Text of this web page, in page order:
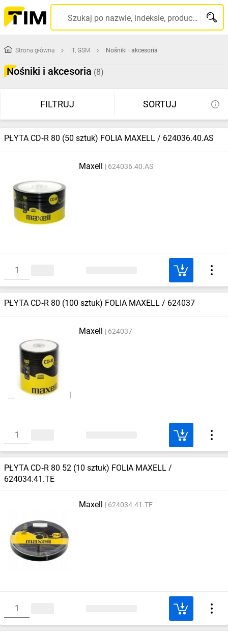
Szukaj po nazwie, indeksie, producencie, kodzie kreskowym...
Strona główna IT, GSM Nośniki i akcesoria
Nośniki i akcesoria (8)
FILTRUJ SORTUJ
PŁYTA CD‑R 80 (50 sztuk) FOLIA MAXELL / 624036.40.AS
Maxell 624036.40.AS
PŁYTA CD‑R 80 (100 sztuk) FOLIA MAXELL / 624037
Maxell 624037
PŁYTA CD‑R 80 52 (10 sztuk) FOLIA MAXELL /
624034.41.TE
Maxell 624034.41.TE